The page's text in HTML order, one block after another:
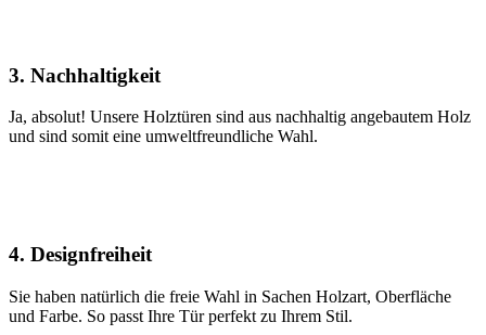
3. Nachhaltigkeit
Ja, absolut! Unsere Holztüren sind aus nachhaltig angebautem Holz
und sind somit eine umweltfreundliche Wahl.
4. Designfreiheit
Sie haben natürlich die freie Wahl in Sachen Holzart, Oberfläche
und Farbe. So passt Ihre Tür perfekt zu Ihrem Stil.